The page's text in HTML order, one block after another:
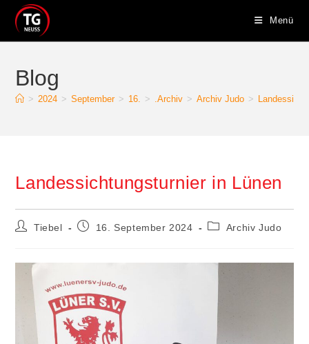
Inhalt
springen
Menü
Blog
> 2024 > September > 16. > .Archiv > Archiv Judo >
Landessichtungsturnier in Lünen
Beitrags-
Tiebel
Beitrag16. September 2024
Beitrags-
Archiv Judo